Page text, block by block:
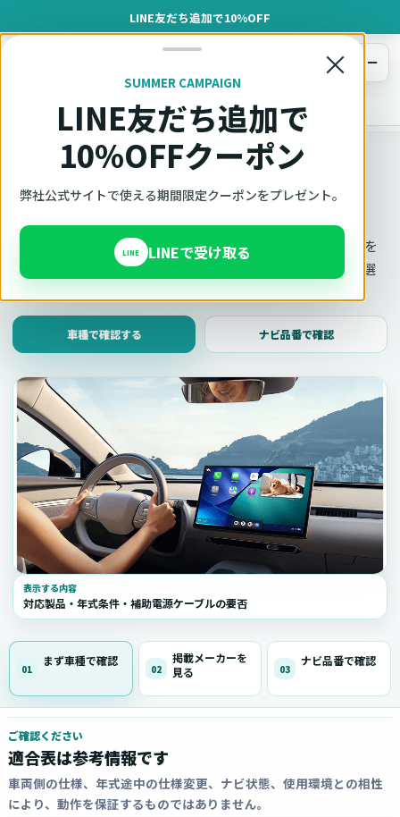
LINE友だち追加で10%OFF
×
SUMMER CAMPAIGN
LINE友だち追加で
10%OFFクーポン
弊社公式サイトで使える期間限定クーポンをプレゼント。
LINE LINEで受け取る
オットキャスト
メニュー
車種適合確認
車種適合確認
車種と年式で適合確認
Ottocast（オットキャスト）の対応製品、条件、注意事項を
このページ内で見られます。 迷った場合は、車種と年式を選
車種で確認する ナビ品番で確認
表示する内容
対応製品・年式条件・補助電源ケーブルの要否
01
まず車種で確認
02
掲載メーカーを
見る
03
ナビ品番で確認
ご確認ください
適合表は参考情報です
車両側の仕様、年式途中の仕様変更、ナビ状態、使用環境との相性
により、動作を保証するものではありません。